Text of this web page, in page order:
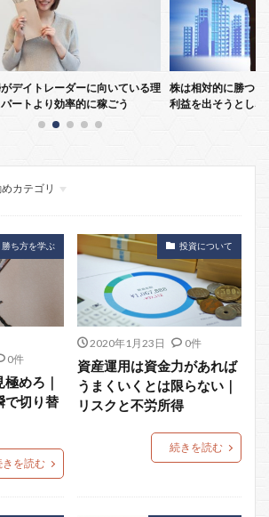
デイトレーダーに向いている理
ートより効率的に稼ごう
株は相対的に勝つ
利益を出そうとしな
カテゴリ
戦略
ード手法
勝ち方を学ぶ
0件
めろ｜
で切り替
きを読む
投資について
2020年1月23日 0件
資産運用は資金力があれば
うまくいくとは限らない｜
リスクと不労所得
続きを読む